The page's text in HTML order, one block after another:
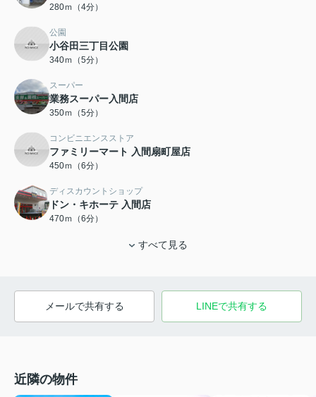
280ｍ（4分）
公園
小谷田三丁目公園
340ｍ（5分）
スーパー
業務スーパー入間店
350ｍ（5分）
コンビニエンスストア
ファミリーマート 入間扇町屋店
450ｍ（6分）
ディスカウントショップ
ドン・キホーテ 入間店
470ｍ（6分）
すべて見る
メールで共有する LINEで共有する
近隣の物件